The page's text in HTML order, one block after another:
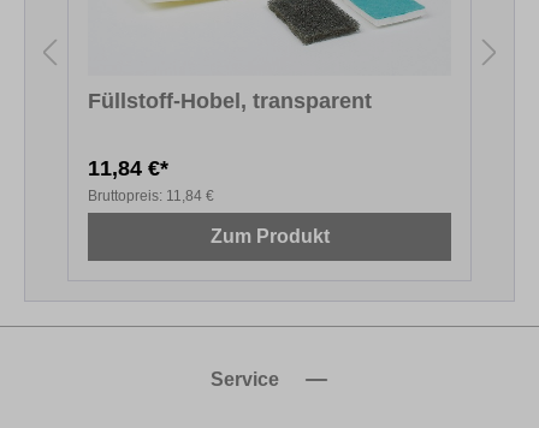
Füllstoff-Hobel, transparent
11,84 €*
Bruttopreis: 11,84 €
Zum Produkt
Service